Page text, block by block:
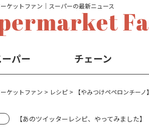
ケットファン│スーパーの最新ニュース
パー チェーン
ケットファン > レシピ > 【やみつけペペロンチー
【あのツイッターレシピ、やってみました】